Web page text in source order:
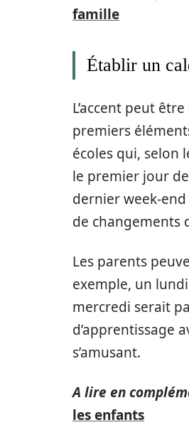
famille
Établir un
L’accent peut
premiers
écoles qui, selon
le premier jour
dernier week-
de changements
Les parents
exemple, un
mercredi serait
d’apprentissage
s’amusant.
A lire en
les enfants